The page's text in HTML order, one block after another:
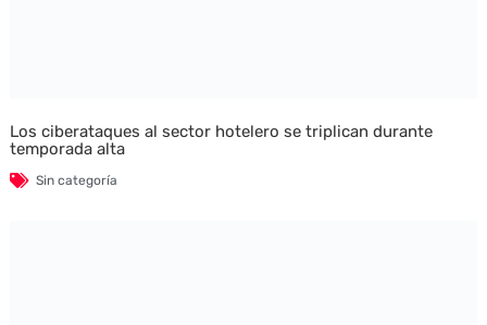
Los ciberataques al sector hotelero se triplican durante
temporada alta
Sin categoría